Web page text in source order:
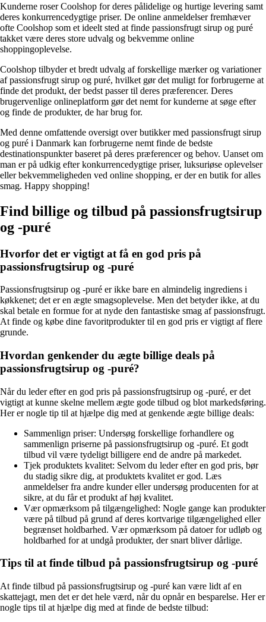
Kunderne roser Coolshop for deres pålidelige og hurtige levering samt
deres konkurrencedygtige priser. De online anmeldelser fremhæver
ofte Coolshop som et ideelt sted at finde passionsfrugt sirup og puré
takket være deres store udvalg og bekvemme online
shoppingoplevelse.
Coolshop tilbyder et bredt udvalg af forskellige mærker og variationer
af passionsfrugt sirup og puré, hvilket gør det muligt for forbrugerne at
finde det produkt, der bedst passer til deres præferencer. Deres
brugervenlige onlineplatform gør det nemt for kunderne at søge efter
og finde de produkter, de har brug for.
Med denne omfattende oversigt over butikker med passionsfrugt sirup
og puré i Danmark kan forbrugerne nemt finde de bedste
destinationspunkter baseret på deres præferencer og behov. Uanset om
man er på udkig efter konkurrencedygtige priser, luksuriøse oplevelser
eller bekvemmeligheden ved online shopping, er der en butik for alles
smag. Happy shopping!
Find billige og tilbud på passionsfrugtsirup
og -puré
Hvorfor det er vigtigt at få en god pris på
passionsfrugtsirup og -puré
Passionsfrugtsirup og -puré er ikke bare en almindelig ingrediens i
køkkenet; det er en ægte smagsoplevelse. Men det betyder ikke, at du
skal betale en formue for at nyde den fantastiske smag af passionsfrugt.
At finde og købe dine favoritprodukter til en god pris er vigtigt af flere
grunde.
Hvordan genkender du ægte billige deals på
passionsfrugtsirup og -puré?
Når du leder efter en god pris på passionsfrugtsirup og -puré, er det
vigtigt at kunne skelne mellem ægte gode tilbud og blot markedsføring.
Her er nogle tip til at hjælpe dig med at genkende ægte billige deals:
Sammenlign priser: Undersøg forskellige forhandlere og
sammenlign priserne på passionsfrugtsirup og -puré. Et godt
tilbud vil være tydeligt billigere end de andre på markedet.
Tjek produktets kvalitet: Selvom du leder efter en god pris, bør
du stadig sikre dig, at produktets kvalitet er god. Læs
anmeldelser fra andre kunder eller undersøg producenten for at
sikre, at du får et produkt af høj kvalitet.
Vær opmærksom på tilgængelighed: Nogle gange kan produkter
være på tilbud på grund af deres kortvarige tilgængelighed eller
begrænset holdbarhed. Vær opmærksom på datoer for udløb og
holdbarhed for at undgå produkter, der snart bliver dårlige.
Tips til at finde tilbud på passionsfrugtsirup og -puré
At finde tilbud på passionsfrugtsirup og -puré kan være lidt af en
skattejagt, men det er det hele værd, når du opnår en besparelse. Her er
nogle tips til at hjælpe dig med at finde de bedste tilbud: